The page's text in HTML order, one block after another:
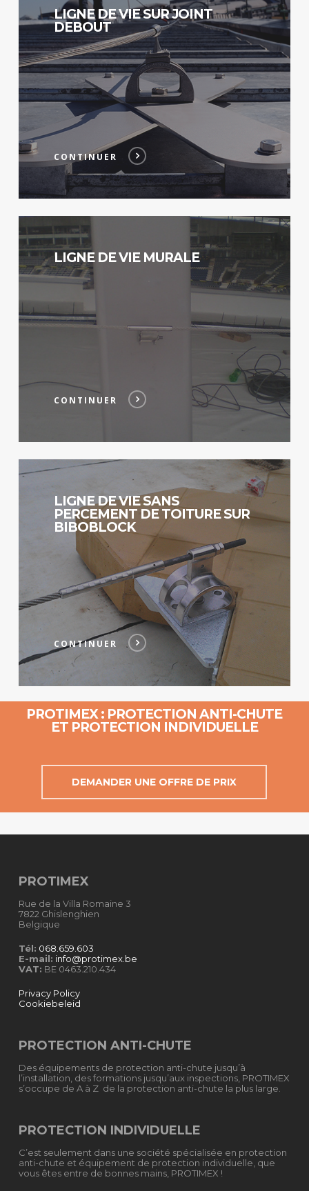
LIGNE DE VIE SUR JOINT
DEBOUT
CONTINUER
LIGNE DE VIE MURALE
CONTINUER
Continuer
LIGNE DE VIE SANS
PERCEMENT DE TOITURE SUR
BIBOBLOCK
CONTINUER
PROTIMEX : PROTECTION ANTI-CHUTE
ET PROTECTION INDIVIDUELLE
DEMANDER UNE OFFRE DE PRIX
PROTIMEX
Rue de la Villa Romaine 3
7822 Ghislenghien
Belgique
Tél: 068.659.603
E-mail: info@protimex.be
VAT: BE 0463.210.434
Privacy Policy
Cookiebeleid
PROTECTION ANTI-CHUTE
Des équipements de protection anti-chute jusqu’à
l’installation, des formations jusqu’aux inspections, PROTIMEX
s’occupe de A à Z de la protection anti-chute la plus large.
PROTECTION INDIVIDUELLE
C’est seulement dans une société spécialisée en protection
anti-chute et équipement de protection individuelle, que
vous êtes entre de bonnes mains, PROTIMEX !